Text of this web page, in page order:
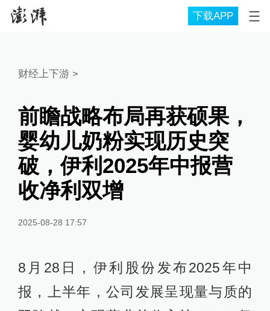
下载APP
财经上下游 >
前瞻战略布局再获硕果，
婴幼儿奶粉实现历史突
破，伊利2025年中报营
收净利双增
2025-08-28 17:57
8月28日，伊利股份发布2025年中
报，上半年，公司发展呈现量与质的